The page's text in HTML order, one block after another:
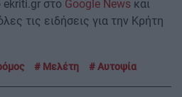
στο Google News και
τις ειδήσεις για την Κρήτη
Μελέτη Αυτοψία